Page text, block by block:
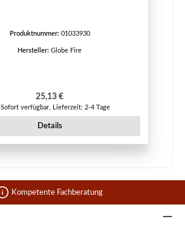
Produktnummer: 01033930
Hersteller: Globe Fire
Regulärer Preis:
25,13 €
Sofort verfügbar, Lieferzeit: 2-4 Tage
Details
Kompetente Fachberatung